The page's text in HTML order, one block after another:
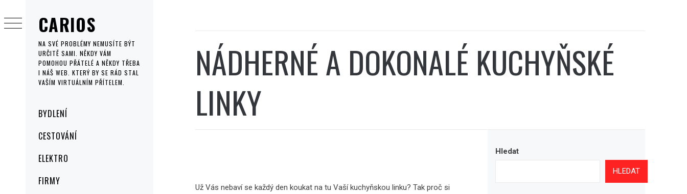
CARIOS
NA SVÉ PROBLÉMY NEMUSÍTE BÝT
URČITĚ SAMI. NĚKDY VÁM
POMOHOU PŘÁTELÉ A NĚKDY TŘEBA
I NÁŠ WEB. KTERÝ BY SE RÁD STAL
VAŠÍM VIRTUÁLNÍM PŘÍTELEM.
MenuBYDLENÍ
CESTOVÁNÍ
ELEKTRO
FIRMY
to
content
NÁDHERNÉ A DOKONALÉ KUCHYŇSKÉ
LINKY
Už Vás nebaví se každý den koukat na tu Vaší kuchyňskou linku? Tak proč si
Hledat
HLEDAT